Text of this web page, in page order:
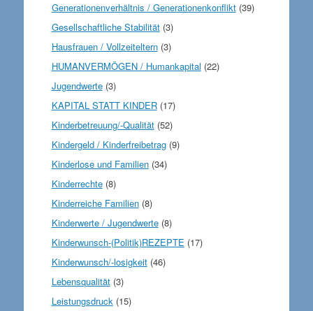
Generationenverhältnis / Generationenkonflikt(39)
Gesellschaftliche Stabilität(3)
Hausfrauen / Vollzeiteltern(3)
HUMANVERMÖGEN / Humankapital (22)
Jugendwerte(3)
KAPITAL STATT KINDER(17)
Kinderbetreuung/-Qualität(52)
Kindergeld / Kinderfreibetrag(9)
Kinderlose und Familien(34)
Kinderrechte(8)
Kinderreiche Familien(8)
Kinderwerte / Jugendwerte(8)
Kinderwunsch-(Politik)REZEPTE (17)
Kinderwunsch/-losigkeit(46)
Lebensqualität(3)
Leistungsdruck(15)